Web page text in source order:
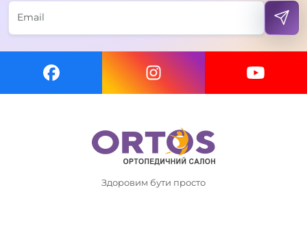
Здоровим бути просто